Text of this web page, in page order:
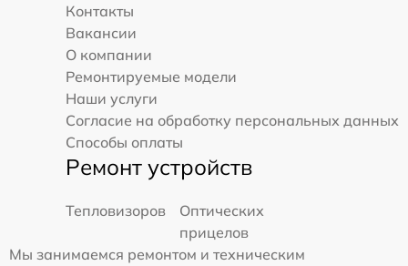
Контакты
Вакансии
О компании
Ремонтируемые модели
Наши услуги
Согласие на обработку персональных данных
Способы оплаты
Ремонт устройств
Тепловизоров
Оптических
прицелов
Мы занимаемся ремонтом и техническим